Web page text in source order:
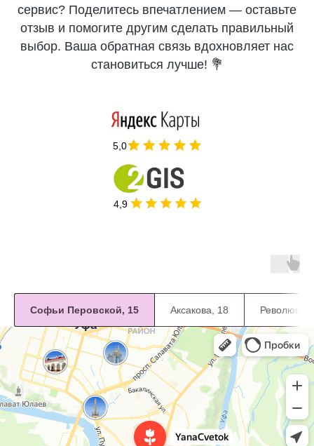
сервис? Поделитесь впечатлением — оставьте
отзыв и помогите другим сделать правильный
выбор. Ваша обратная связь вдохновляет нас
становиться лучше! 💐
5,0
4,9
Софьи Перовской, 15 Аксакова, 18